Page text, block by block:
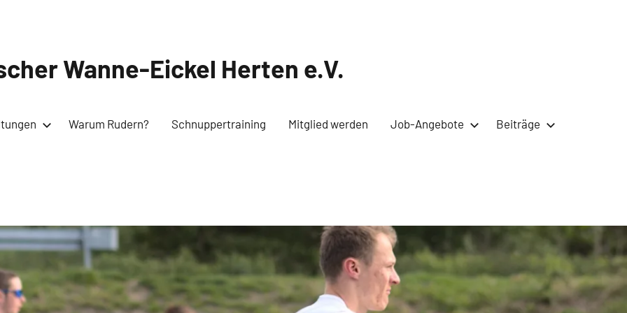
Wanne-Eickel Herten e.V.
Warum Rudern? Schnuppertraining Mitglied werden Job-Angebote Beiträge